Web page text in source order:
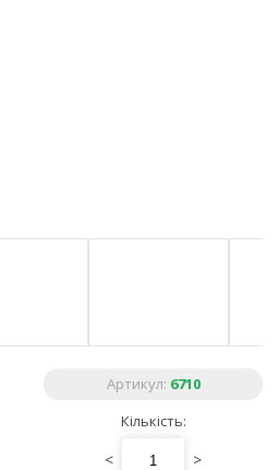
Артикул: 6710
Кількість:
< >